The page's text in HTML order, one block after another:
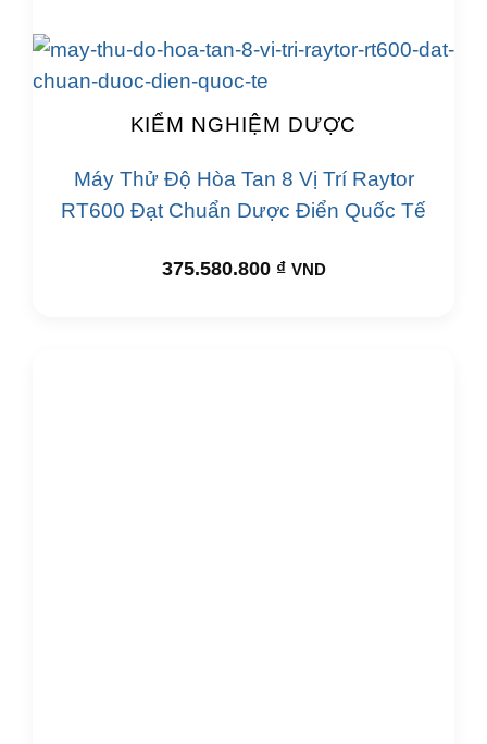
KIỂM NGHIỆM DƯỢC
Máy Thử Độ Hòa Tan 8 Vị Trí Raytor
RT600 Đạt Chuẩn Dược Điển Quốc Tế
375.580.800 ₫ VND